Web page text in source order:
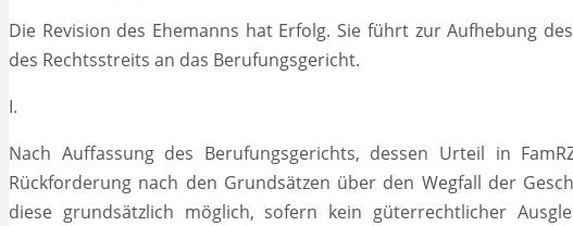
Die Revision des Ehemanns hat Erfolg. Sie führt zur Aufhebung
des Rechtsstreits an das Berufungsgericht.
I.
Nach Auffassung des Berufungsgerichts, dessen Urteil in
Rückforderung nach den Grundsätzen über den Wegfall der
diese grundsätzlich möglich, sofern kein güterrechtlicher